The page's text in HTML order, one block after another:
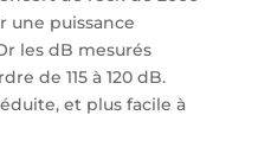
une puissance
les dB mesurés
de 115 à 120 dB.
et plus facile à